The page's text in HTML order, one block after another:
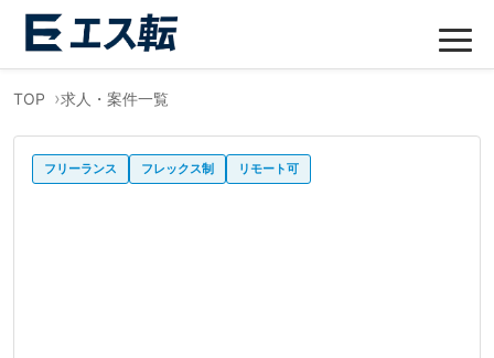
TOP 求人・案件一覧
フリーランス フレックス制 リモート可